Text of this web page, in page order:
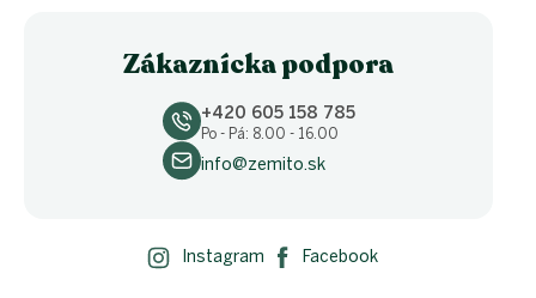
Zákaznícka podpora
+420 605 158 785
Po - Pá: 8.00 - 16.00
info@zemito.sk
Instagram Facebook